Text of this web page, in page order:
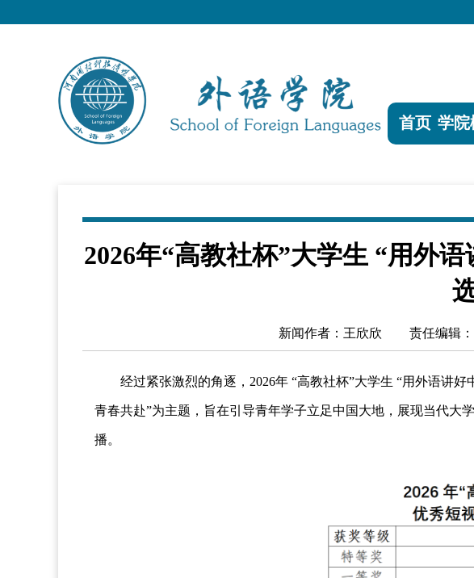
首页 学院
2026年“高教社杯”大学生 “用外
新闻作者：王欣欣 责任编辑
经过紧张激烈的角逐，2026年 “高教社杯”大学生 “用外语讲好
青春共赴”为主题，旨在引导青年学子立足中国大地，展现当代大
播。